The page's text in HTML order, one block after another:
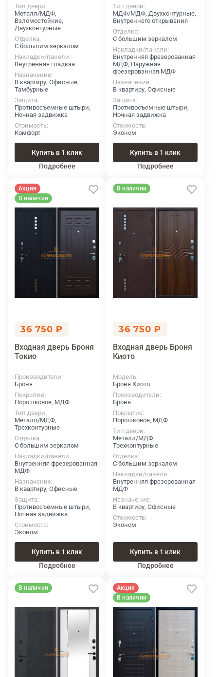
Тип двери
Металл/МДФ,
Взломостойкие,
Двухконтурные
Отделка
С большим зеркалом
Накладки/панели
Внутренняя гладкая
Назначение
В квартиру, Офисные,
Тамбурные
Защита
Противосъемные штыри,
Ночная задвижка
Стоимость
Комфорт
Купить в 1 клик
Подробнее
Тип двери
МДФ/МДФ, Двухконтурные,
Внутреннего открывания
Отделка
С большим зеркалом
Накладки/панели
Внутренняя фрезерованная
МДФ, Наружная
фрезерованная МДФ
Назначение
В квартиру, Офисные
Защита
Противосъемные штыри,
Ночная задвижка
Стоимость
Эконом
Купить в 1 клик
Подробнее
Акция
В наличии
36 750 ₽
Входная дверь Броня
Токио
Производители
Броня
Покрытие
Порошковое, МДФ
Тип двери
Металл/МДФ,
Трехконтурные
Отделка
С большим зеркалом
Накладки/панели
Внутренняя фрезерованная
МДФ
Назначение
В квартиру, Офисные
Защита
Противосъемные штыри,
Ночная задвижка
Стоимость
Эконом
Купить в 1 клик
Подробнее
В наличии
36 750 ₽
Входная дверь Броня
Киото
Модель
Броня Киото
Производители
Броня
Покрытие
Порошковое, МДФ
Тип двери
Металл/МДФ,
Трехконтурные
Отделка
С большим зеркалом
Накладки/панели
Внутренняя фрезерованная
МДФ
Назначение
В квартиру, Офисные
Стоимость
Эконом
Купить в 1 клик
Подробнее
В наличии
Акция
В наличии